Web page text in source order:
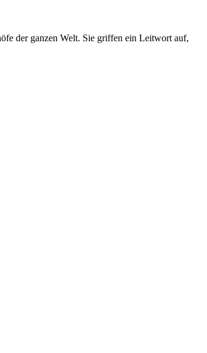
der ganzen Welt. Sie griffen ein Leitwort auf,